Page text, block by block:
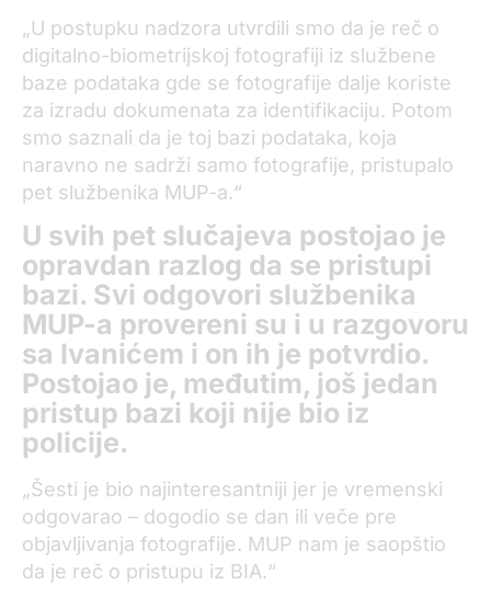
„U postupku nadzora utvrdili smo da je reč o
digitalno-biometrijskoj fotografiji iz službene
baze podataka gde se fotografije dalje koriste
za izradu dokumenata za identifikaciju. Potom
smo saznali da je toj bazi podataka, koja
naravno ne sadrži samo fotografije, pristupalo
pet službenika MUP-a.“
U svih pet slučajeva postojao je
opravdan razlog da se pristupi
bazi. Svi odgovori službenika
MUP-a provereni su i u razgovoru
sa Ivanićem i on ih je potvrdio.
Postojao je, međutim, još jedan
pristup bazi koji nije bio iz
policije.
„Šesti je bio najinteresantniji jer je vremenski
odgovarao – dogodio se dan ili veče pre
objavljivanja fotografije. MUP nam je saopštio
da je reč o pristupu iz BIA.“